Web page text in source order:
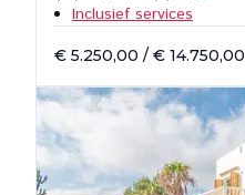
Inclusief services
€ 5.250,00 / € 14.750,00